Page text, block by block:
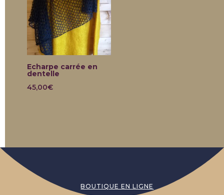
Echarpe carrée en
dentelle
45,00€
BOUTIQUE EN LIGNE